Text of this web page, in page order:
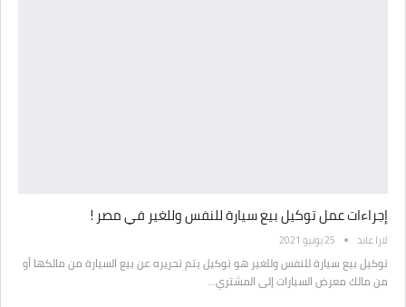
إجراءات عمل توكيل بيع سيارة للنفس وللغير في مصر !
لارا عابد 25 يونيو 2021
توكيل بيع سيارة للنفس وللغير هو توكيل يتم تحريره عن بيع السيارة من مالكها أو
من مالك معرض السيارات إلى المشتري…